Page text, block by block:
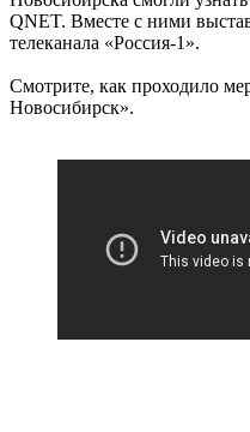
QNET. Вместе с ними
телеканала «Россия-1».
Смотрите, как проходило
Новосибирск».